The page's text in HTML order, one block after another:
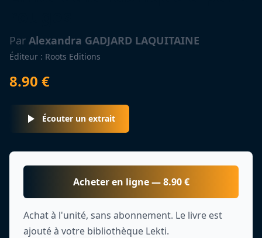
Par Alexandra GADJARD LAQUITAINE
Éditeur : Roots Editions
8.90 €
Écouter un extrait
Acheter en ligne —8.90€
Achat à l'unité, sans abonnement. Le livre est
ajouté à votre bibliothèque Lekti.